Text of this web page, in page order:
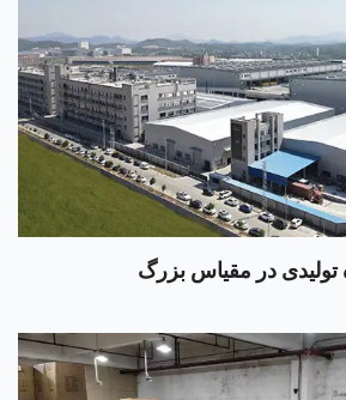
تولیدی در مقیاس بزرگ